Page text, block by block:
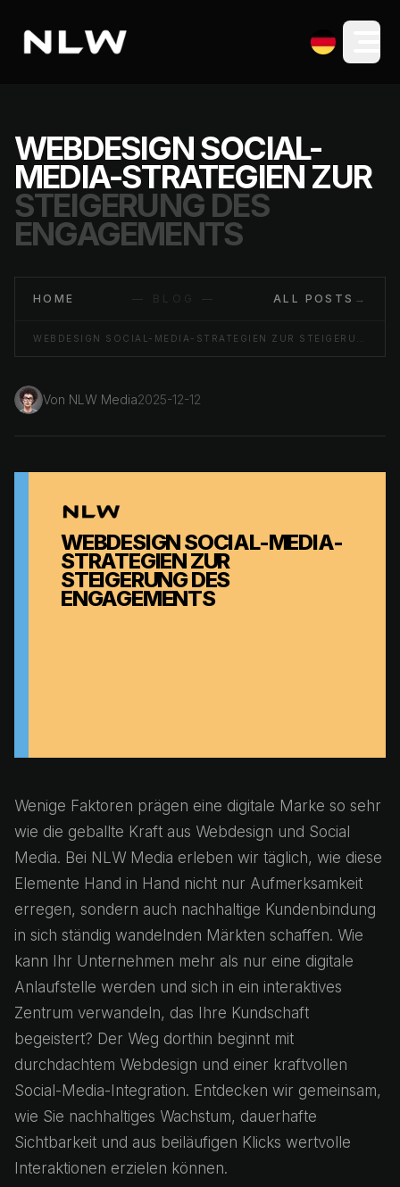
WEBDESIGN SOCIAL-
MEDIA-STRATEGIEN ZUR
STEIGERUNG DES
ENGAGEMENTS
HOME — BLOG — ALL POSTS →
Von NLW Media2025-12-12
WEBDESIGN SOCIAL-MEDIA-
STRATEGIEN ZUR
STEIGERUNG DES
ENGAGEMENTS
Wenige Faktoren prägen eine digitale Marke so sehr
wie die geballte Kraft aus Webdesign und Social
Media. Bei NLW Media erleben wir täglich, wie diese
Elemente Hand in Hand nicht nur Aufmerksamkeit
erregen, sondern auch nachhaltige Kundenbindung
in sich ständig wandelnden Märkten schaffen. Wie
kann Ihr Unternehmen mehr als nur eine digitale
Anlaufstelle werden und sich in ein interaktives
Zentrum verwandeln, das Ihre Kundschaft
begeistert? Der Weg dorthin beginnt mit
durchdachtem Webdesign und einer kraftvollen
Social-Media-Integration. Entdecken wir gemeinsam,
wie Sie nachhaltiges Wachstum, dauerhafte
Sichtbarkeit und aus beiläufigen Klicks wertvolle
Interaktionen erzielen können.